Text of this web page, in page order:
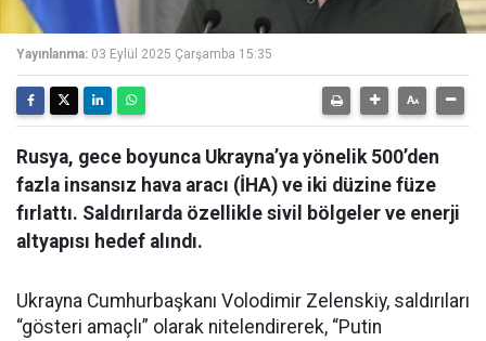
Yayınlanma: 03 Eylül 2025 Çarşamba 15:35
Rusya, gece boyunca Ukrayna’ya yönelik 500’den
fazla insansız hava aracı (İHA) ve iki düzine füze
fırlattı. Saldırılarda özellikle sivil bölgeler ve enerji
altyapısı hedef alındı.
Ukrayna Cumhurbaşkanı Volodimir Zelenskiy, saldırıları
“gösteri amaçlı” olarak nitelendirerek, “Putin